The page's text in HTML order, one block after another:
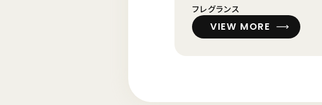
フレグランス
VIEW MORE